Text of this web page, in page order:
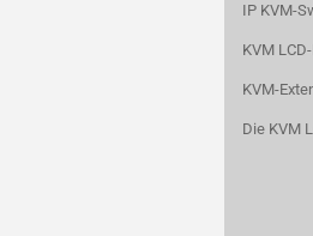
IP KVM-
KVM
KVM-
Die KVM